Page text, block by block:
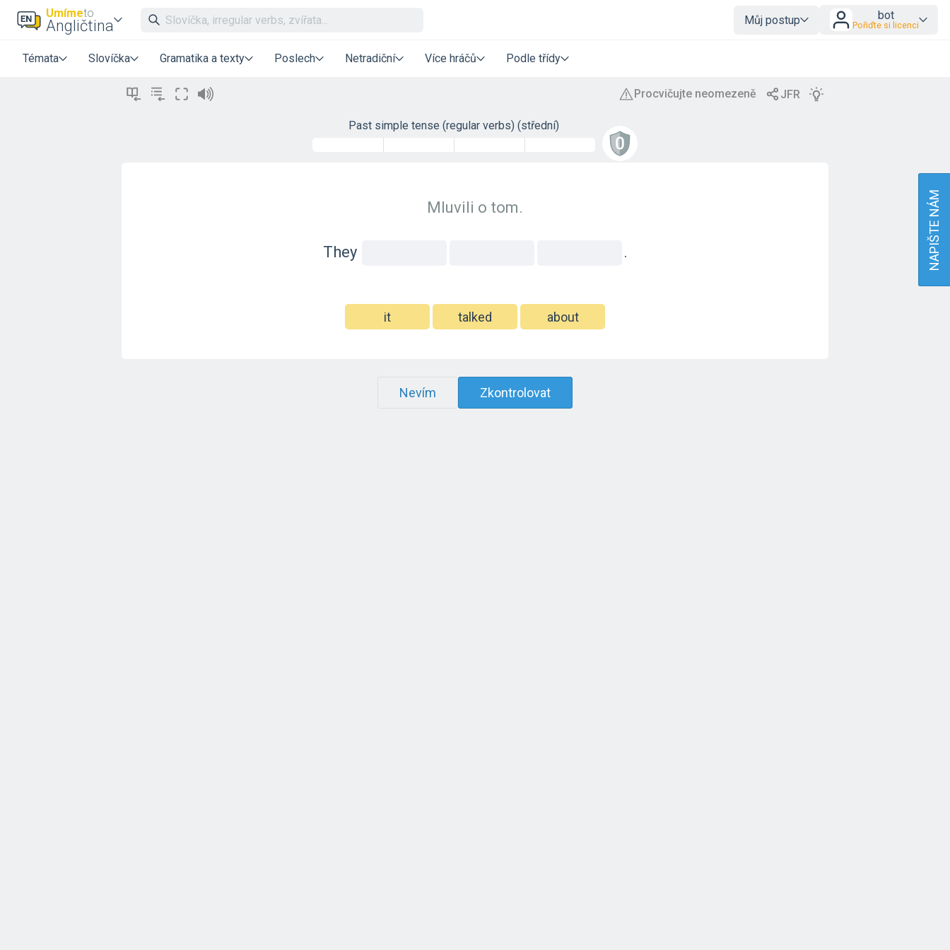
Umímeto
Angličtina Můj postup bot
Pořiďte si licenci
Témata Slovíčka Gramatika a texty Poslech Netradiční Více hráčů Podle třídy
Past simple tense (regular verbs) (střední)
Mluvili o tom.
They .
it talked about
Nevím Zkontrolovat
NAPIŠTE NÁM